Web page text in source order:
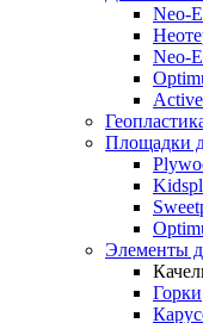
Neo-
Neo-
Площадки
Элементы
Горки